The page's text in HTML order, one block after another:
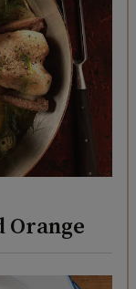
Orange